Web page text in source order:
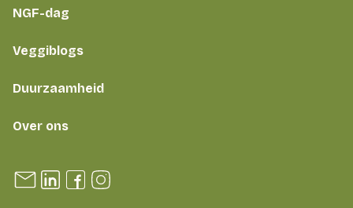
NGF-dag
Veggiblogs
Duurzaamheid
Over ons